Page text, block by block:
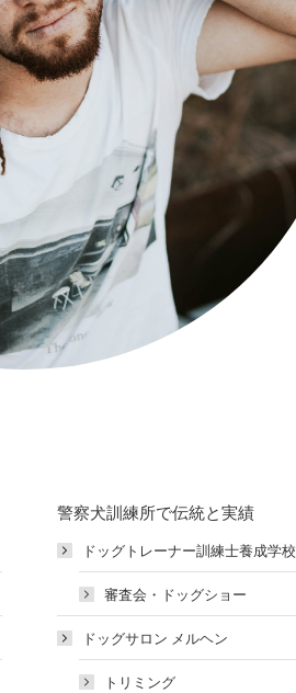
警察犬訓練所で伝統と実績
ドッグトレーナー訓練士養成学校
審査会・ドッグショー
ドッグサロン メルヘン
トリミング